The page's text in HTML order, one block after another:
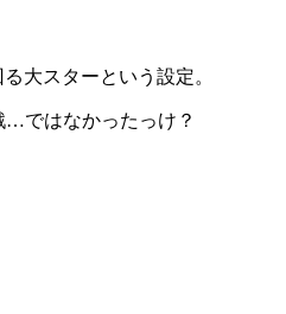
大スターという設定。
…ではなかったっけ？